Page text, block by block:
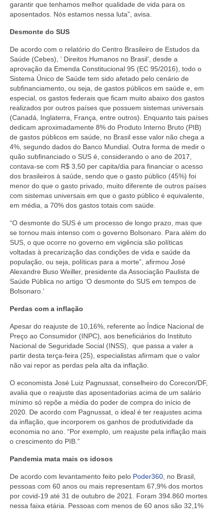
garantir que tenhamos melhor qualidade de vida para os
aposentados. Nós estamos nessa luta”, avisa.
Desmonte do SUS
De acordo com o relatório do Centro Brasileiro de Estudos da
Saúde (Cebes), ‘ Direitos Humanos no Brasil’, desde a
aprovação da Emenda Constitucional 95 (EC 95/2016), todo o
Sistema Único de Saúde tem sido afetado pelo cenário de
subfinanciamento, ou seja, de gastos públicos em saúde e, em
especial, os gastos federais que ficam muito abaixo dos gastos
realizados por outros países que possuem sistemas universais
(Canadá, Inglaterra, França, entre outros). Enquanto tais países
dedicam aproximadamente 8% do Produto Interno Bruto (PIB)
de gastos públicos em saúde, no Brasil esse valor não chega a
4%, segundo dados do Banco Mundial. Outra forma de medir o
quão subfinanciado o SUS é, considerando o ano de 2017,
contava-se com R$ 3,50 per capita/dia para financiar o acesso
dos brasileiros à saúde, sendo que o gasto público (45%) foi
menor do que o gasto privado, muito diferente de outros países
com sistemas universais em que o gasto público é equivalente,
em média, a 70% dos gastos totais com saúde.
“O desmonte do SUS é um processo de longo prazo, mas que
se tornou mais intenso com o governo Bolsonaro. Para além do
SUS, o que ocorre no governo em vigência são políticas
voltadas à precarização das condições de vida e saúde da
população, ou seja, políticas para a morte”, afirmou José
Alexandre Buso Weiller, presidente da Associação Paulista de
Saúde Pública no artigo ‘O desmonte do SUS em tempos de
Bolsonaro.’
Perdas com a inflação
Apesar do reajuste de 10,16%, referente ao Índice Nacional de
Preço ao Consumidor (INPC), aos beneficiários do Instituto
Nacional de Seguridade Social (INSS), que passa a valer a
partir desta terça-feira (25), especialistas afirmam que o valor
não vai repor as perdas pela alta da inflação.
O economista José Luiz Pagnussat, conselheiro do Corecon/DF,
avalia que o reajuste das aposentadorias acima de um salário
mínimo só repõe a média do poder de compra do início de
2020. De acordo com Pagnussat, o ideal é ter reajustes acima
da inflação, que incorporem os ganhos de produtividade da
economia no ano. “Por exemplo, um reajuste pela inflação mais
o crescimento do PIB.”
Pandemia mata mais os idosos
De acordo com levantamento feito pelo Poder360 , no Brasil,
pessoas com 60 anos ou mais representam 67,9% dos mortos
por covid-19 até 31 de outubro de 2021. Foram 394.860 mortes
nessa faixa etária. Pessoas com menos de 60 anos são 32,1%